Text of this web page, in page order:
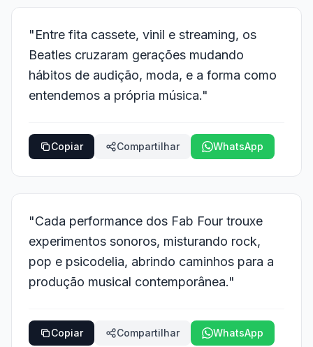
"Entre fita cassete, vinil e streaming, os
Beatles cruzaram gerações mudando
hábitos de audição, moda, e a forma como
entendemos a própria música."
Copiar Compartilhar WhatsApp
"Cada performance dos Fab Four trouxe
experimentos sonoros, misturando rock,
pop e psicodelia, abrindo caminhos para a
produção musical contemporânea."
Copiar Compartilhar WhatsApp